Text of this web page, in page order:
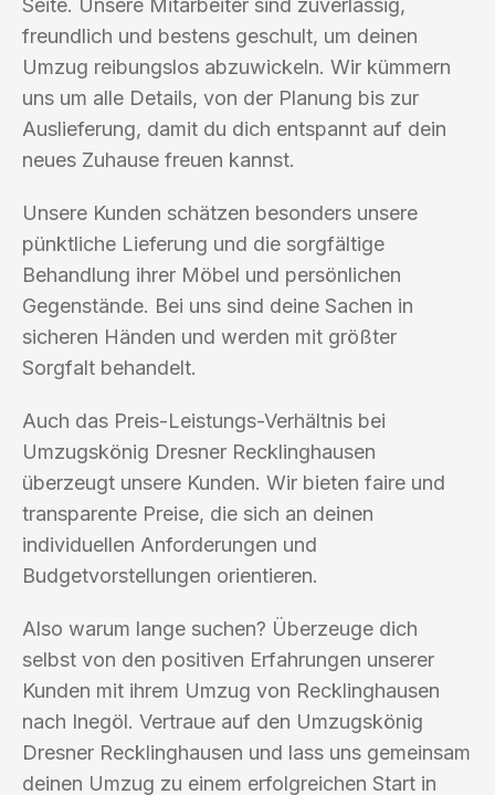
Seite. Unsere Mitarbeiter sind zuverlässig,
freundlich und bestens geschult, um deinen
Umzug reibungslos abzuwickeln. Wir kümmern
uns um alle Details, von der Planung bis zur
Auslieferung, damit du dich entspannt auf dein
neues Zuhause freuen kannst.
Unsere Kunden schätzen besonders unsere
pünktliche Lieferung und die sorgfältige
Behandlung ihrer Möbel und persönlichen
Gegenstände. Bei uns sind deine Sachen in
sicheren Händen und werden mit größter
Sorgfalt behandelt.
Auch das Preis-Leistungs-Verhältnis bei
Umzugskönig Dresner Recklinghausen
überzeugt unsere Kunden. Wir bieten faire und
transparente Preise, die sich an deinen
individuellen Anforderungen und
Budgetvorstellungen orientieren.
Also warum lange suchen? Überzeuge dich
selbst von den positiven Erfahrungen unserer
Kunden mit ihrem Umzug von Recklinghausen
nach Inegöl. Vertraue auf den Umzugskönig
Dresner Recklinghausen und lass uns gemeinsam
deinen Umzug zu einem erfolgreichen Start in